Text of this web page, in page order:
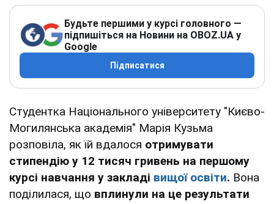
Будьте першими у курсі головного —
підпишіться на Новини на OBOZ.UA у
Google
Підписатися
Студентка Національного університету "Києво-
Могилянська академія" Марія Кузьма
розповіла, як їй вдалося отримувати
стипендію у 12 тисяч гривень на першому
курсі навчання у закладі вищої освіти. Вона
поділилася, що вплинули на це результати